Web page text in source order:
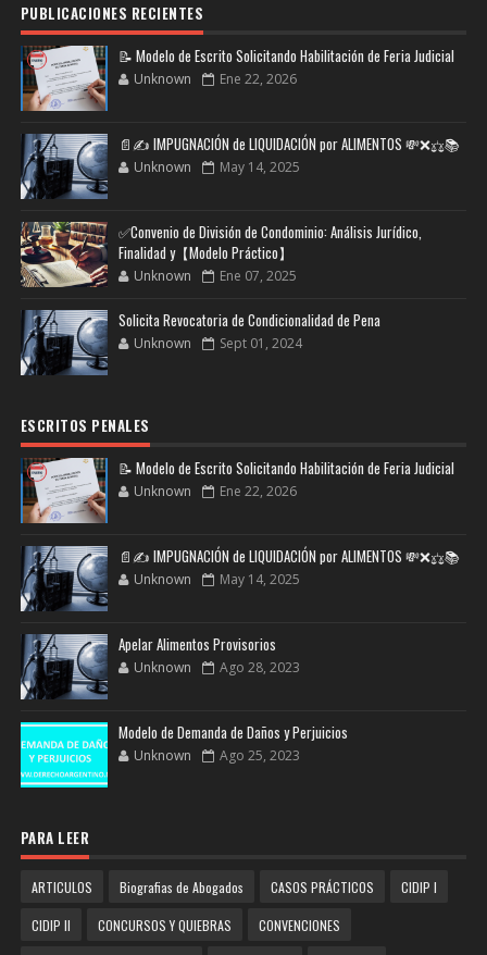
PUBLICACIONES RECIENTES
📝 Modelo de Escrito Solicitando Habilitación de Feria Judicial
Unknown Ene 22, 2026
📄✍️ IMPUGNACIÓN de LIQUIDACIÓN por ALIMENTOS 💸❌⚖️📚
Unknown May 14, 2025
✅Convenio de División de Condominio: Análisis Jurídico,
Finalidad y【Modelo Práctico】
Unknown Ene 07, 2025
Solicita Revocatoria de Condicionalidad de Pena
Unknown Sept 01, 2024
ESCRITOS PENALES
📝 Modelo de Escrito Solicitando Habilitación de Feria Judicial
Unknown Ene 22, 2026
📄✍️ IMPUGNACIÓN de LIQUIDACIÓN por ALIMENTOS 💸❌⚖️📚
Unknown May 14, 2025
Apelar Alimentos Provisorios
Unknown Ago 28, 2023
Modelo de Demanda de Daños y Perjuicios
Unknown Ago 25, 2023
PARA LEER
ARTICULOS Biografias de Abogados CASOS PRÁCTICOS CIDIP I
CIDIP II CONCURSOS Y QUIEBRAS CONVENCIONES